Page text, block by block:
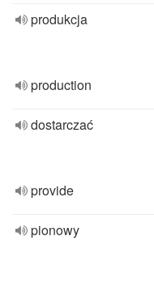
produkcja
production
dostarczać
provide
pionowy